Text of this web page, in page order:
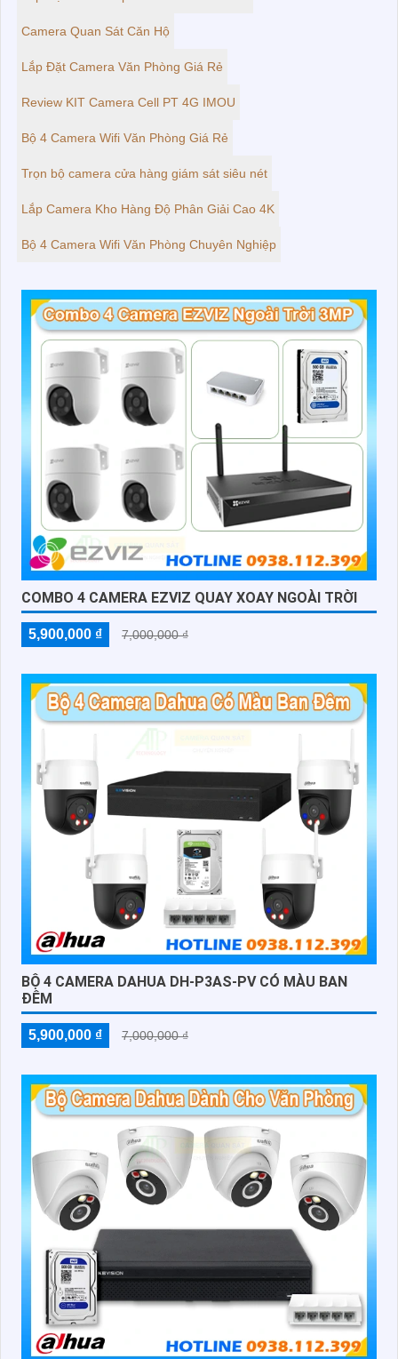
Camera Quan Sát Căn Hộ
Lắp Đặt Camera Văn Phòng Giá Rẻ
Review KIT Camera Cell PT 4G IMOU
Bộ 4 Camera Wifi Văn Phòng Giá Rẻ
Trọn bộ camera cửa hàng giám sát siêu nét
Lắp Camera Kho Hàng Độ Phân Giải Cao 4K
Bộ 4 Camera Wifi Văn Phòng Chuyên Nghiệp
COMBO 4 CAMERA EZVIZ QUAY XOAY NGOÀI TRỜI
5,900,000 ₫ 7,000,000 ₫
BỘ 4 CAMERA DAHUA DH-P3AS-PV CÓ MÀU BAN
ĐÊM
5,900,000 ₫ 7,000,000 ₫